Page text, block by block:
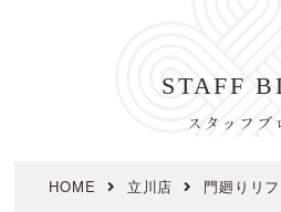
STAFF
スタッフブ
HOME 立川店 門廻りリ